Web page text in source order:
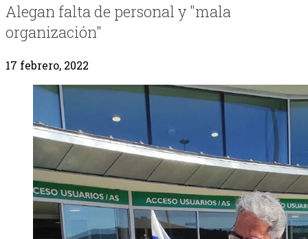
Alegan falta de personal y "mala
organización"
17 febrero, 2022